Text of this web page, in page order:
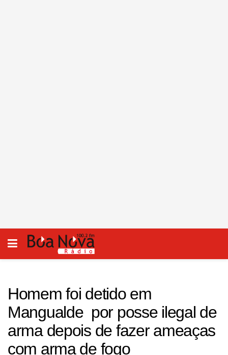
Homem foi detido em
Mangualde por posse ilegal de
arma depois de fazer ameaças
com arma de fogo